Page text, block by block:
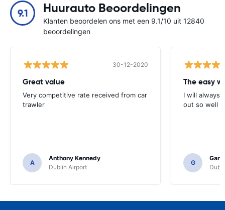
9.1 Huurauto Beoordelingen
Klanten beoordelen ons met een 9.1/10 uit 12840
beoordelingen
30-12-2020
Great value
Very competitive rate received from car
trawler
A
Anthony Kennedy
Dublin Airport
I will always
out so well
G
Gary